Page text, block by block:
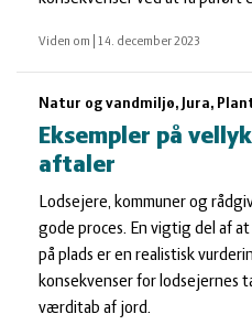
Viden om 14. december 2023
Natur og vandmiljø, Jura,
Eksempler på
aftaler
Lodsejere, kommuner og
gode proces. En vigtig del af
på plads er en realistisk
konsekvenser for lodsejernes
værditab af jord.